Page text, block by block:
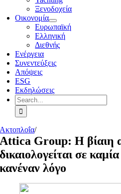
Ξενοδοχεία
Οικονομία
Ευρωπαϊκή
Ελληνική
Διεθνής
Ενέργεια
Συνεντεύξεις
Απόψεις
ESG
Εκδηλώσεις
Search
for:
Ακτοπλοΐα/
Attica Group: Η βίαιη
δικαιολογείται σε
κανέναν λόγο